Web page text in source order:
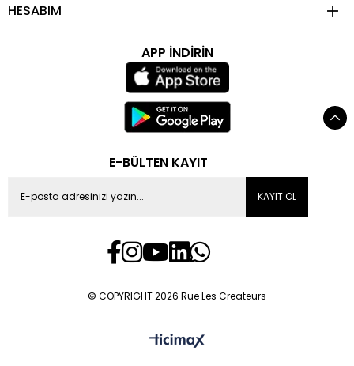
HESABIM
APP İNDİRİN
E-BÜLTEN KAYIT
KAYIT OL
© COPYRIGHT 2026 Rue Les Createurs